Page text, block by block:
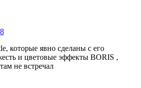
которые явно сделаны с его
и цветовые эффекты BORIS ,
не встречал